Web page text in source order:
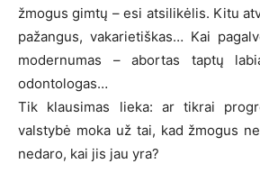
žmogus gimtų – esi atsilikėlis. Kitu
pažangus, vakarietiškas… Kai
modernumas – abortas taptų
odontologas…
Tik klausimas lieka: ar tikrai
valstybė moka už tai, kad žmogus
nedaro, kai jis jau yra?